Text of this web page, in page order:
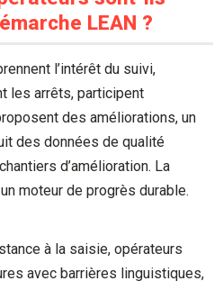
LEAN ?
l’intérêt du suivi,
les arrêts, participent
des améliorations, un
des données de qualité
d’amélioration. La
moteur de progrès durable.
à la saisie, opérateurs
avec barrières linguistiques,